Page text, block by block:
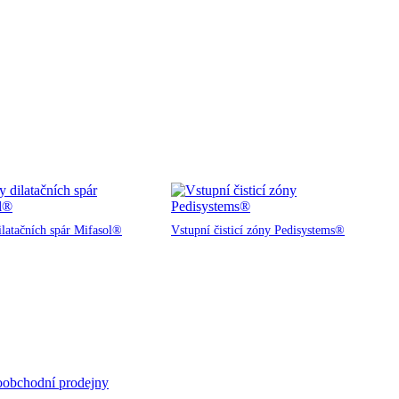
spár Mifasol® Vstupní čisticí zóny Pedisystems®